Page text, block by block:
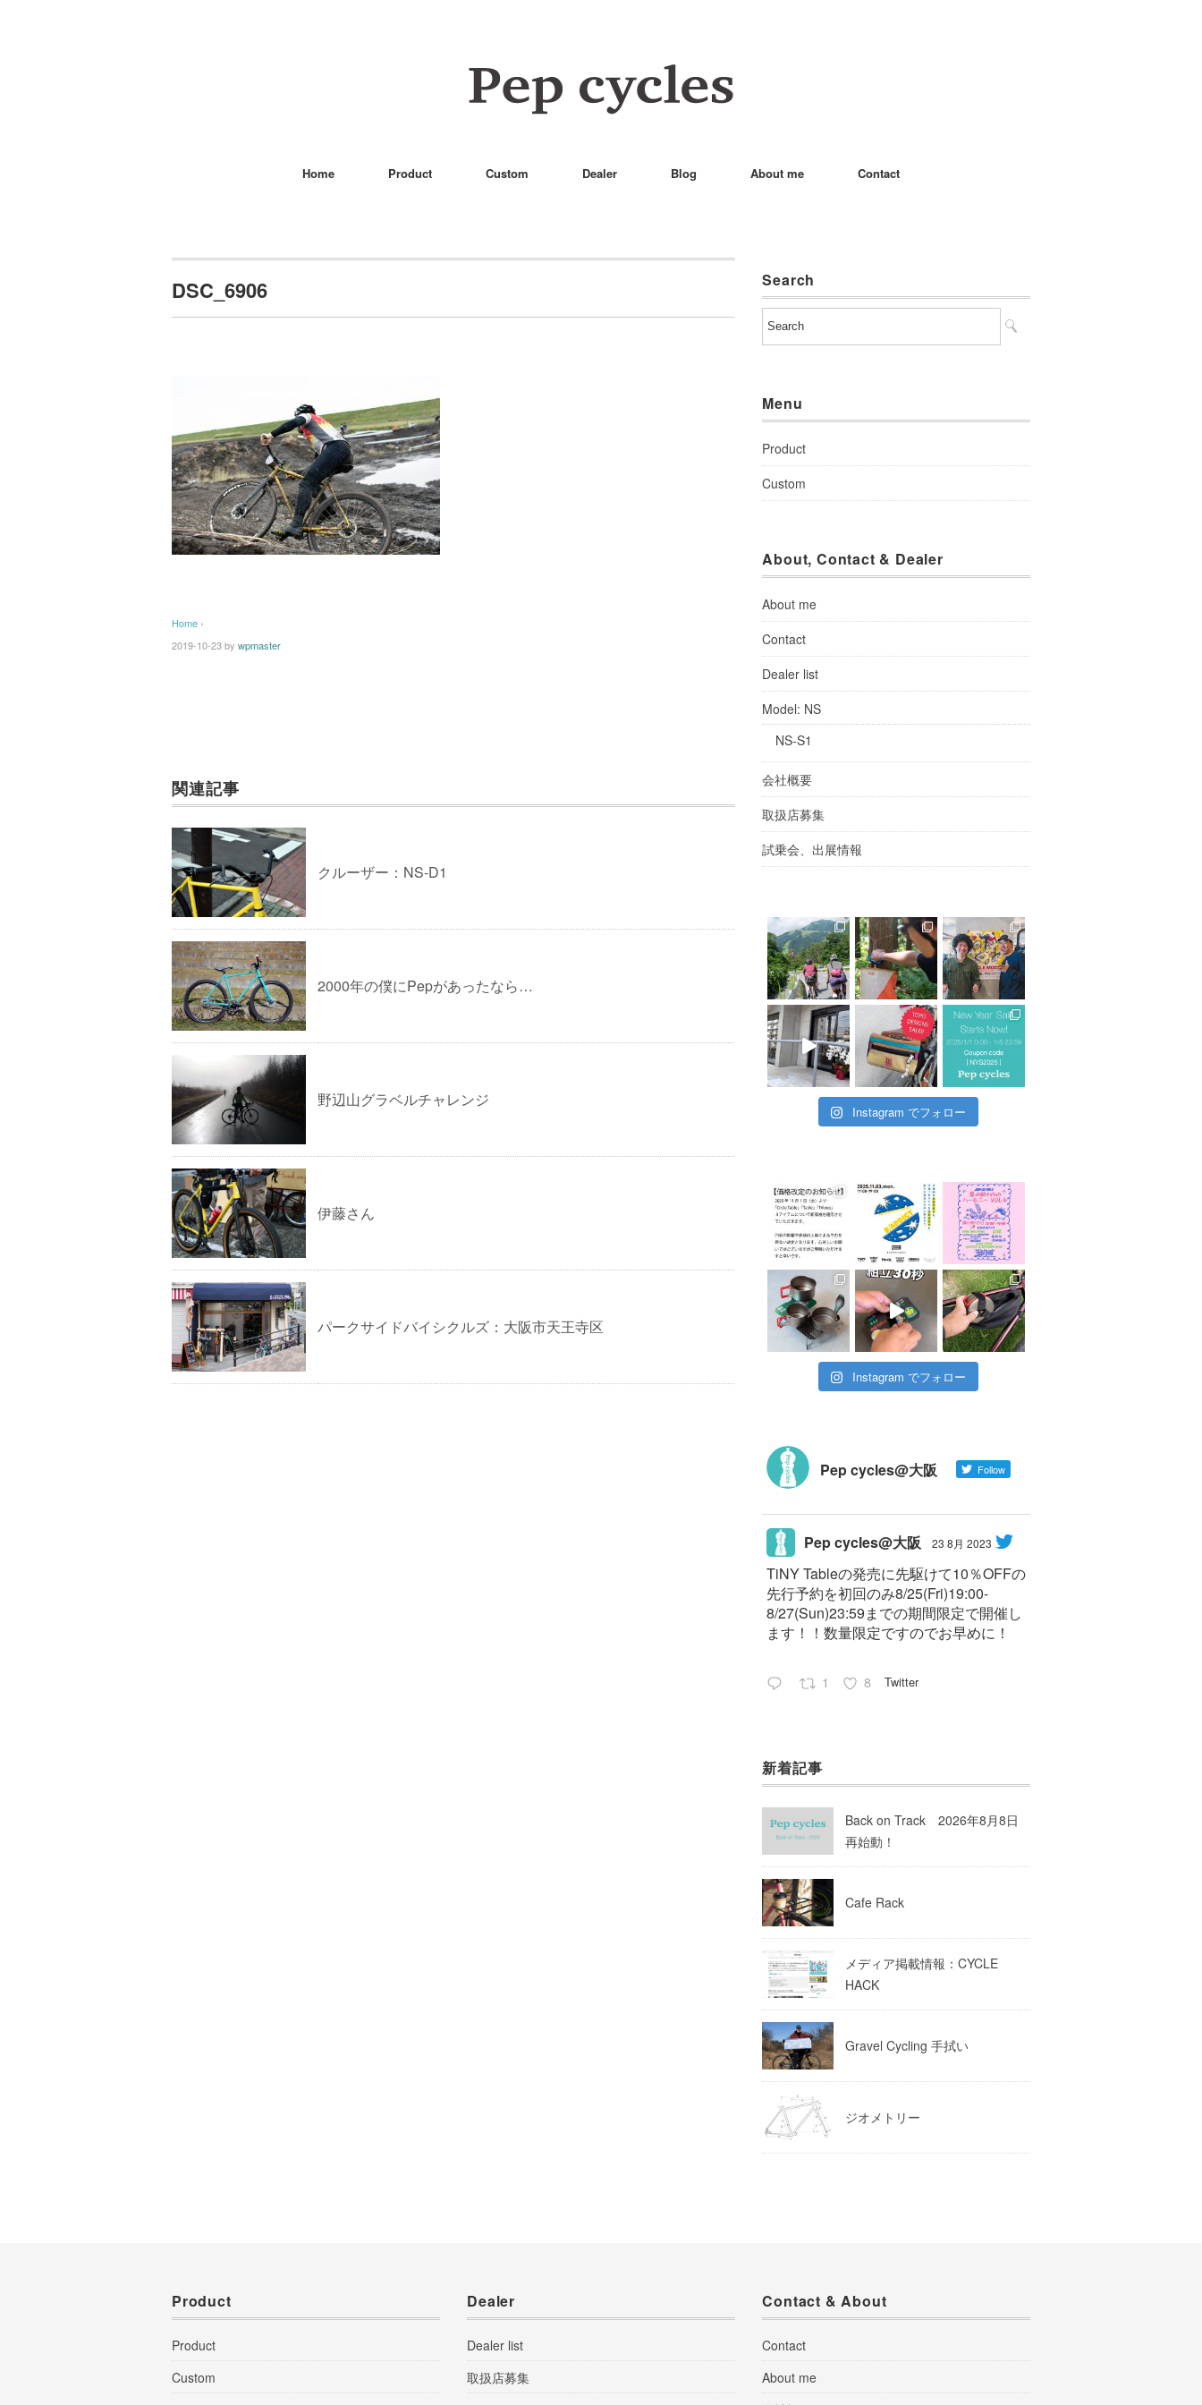
Home Product Custom Dealer Blog About me Contact
DSC_6906
Home ›
2019-10-23by wpmaster
関連記事
クルーザー：NS-D1
2000年の僕にPepがあったなら…
野辺山グラベルチャレンジ
伊藤さん
パークサイドバイシクルズ：大阪市天王寺区
Search
Menu
Product
Custom
About, Contact & Dealer
About me
Contact
Dealer list
Model: NS
NS-S1
会社概要
取扱店募集
試乗会、出展情報
Instagram でフォロー
Instagram でフォロー
Pep cycles@大阪 Follow
Pep cycles@大阪 23 8月 2023
TiNY Tableの発売に先駆けて10％OFFの
先行予約を初回のみ8/25(Fri)19:00-
8/27(Sun)23:59までの期間限定で開催し
ます！！数量限定ですのでお早めに！
1 8 Twitter
今週はお知らせがいっぱいあるのでチェ
ックしてて下さいね！
10 Twitter
Load More
新着記事
Back on Track 2026年8月8日
再始動！
Cafe Rack
メディア掲載情報：CYCLE
HACK
Gravel Cycling 手拭い
ジオメトリー
Product
Product
Custom
Dealer
Dealer list
取扱店募集
Contact & About
Contact
About me